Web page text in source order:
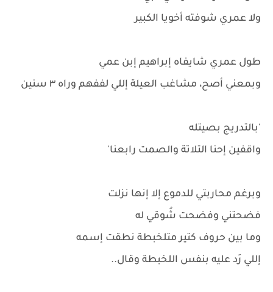
ولا عمري شوفته أخويا الكبير
طول عمري شايفاه إبراهيم إبن عمي
وبمعني أصح، مشاغب العيلة إللي لففهم وراه ٣ سنين
'بالتدريج بصيتله
واقفين إحنا التلاتة والصمت رابعنا'
وبرغم محاربتي للدموع إلا إنها نزلت
فضحتني وفضحت شُوقي له
وما بين حروف كتير متلخبطة نطقت إسمه
إللي رَد عليه بنفس اللخبطة وقال..